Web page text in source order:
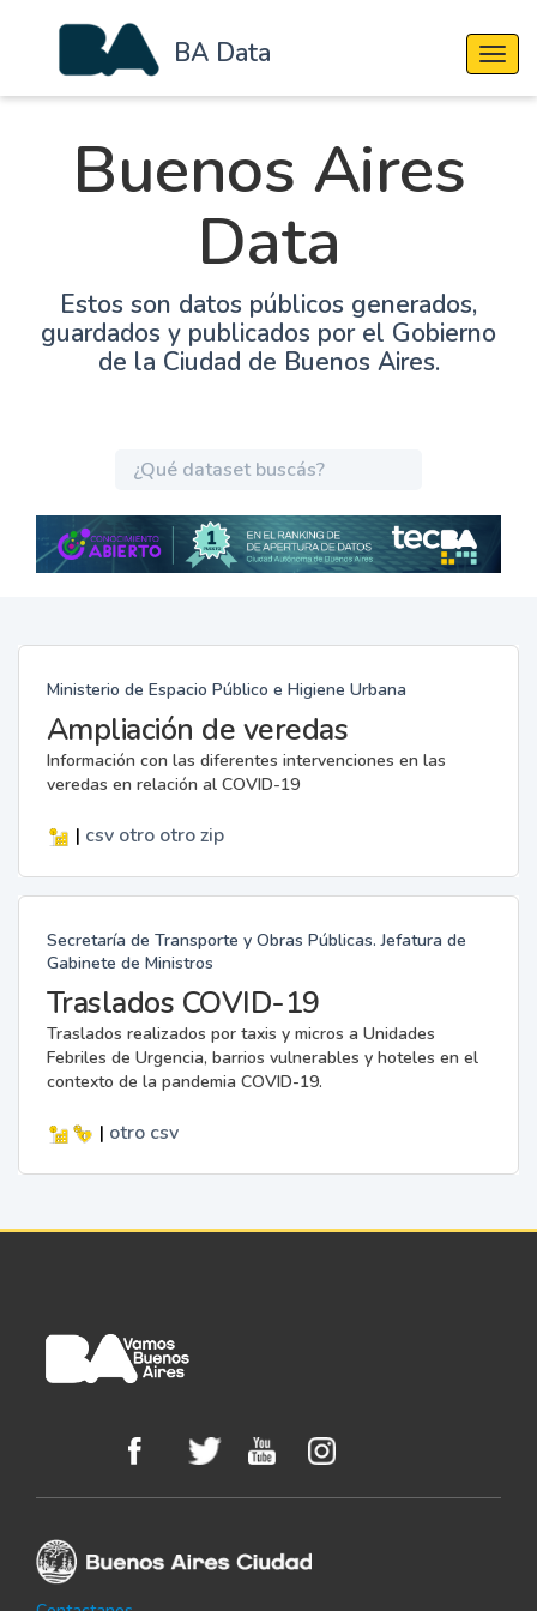
BA Data
Buenos Aires
Data
Estos son datos públicos generados,
guardados y publicados por el Gobierno
de la Ciudad de Buenos Aires.
Ministerio de Espacio Público e Higiene Urbana
Ampliación de veredas
Información con las diferentes intervenciones en las
veredas en relación al COVID-19
| csv otro otro zip
Secretaría de Transporte y Obras Públicas. Jefatura de
Gabinete de Ministros
Traslados COVID-19
Traslados realizados por taxis y micros a Unidades
Febriles de Urgencia, barrios vulnerables y hoteles en el
contexto de la pandemia COVID-19.
| otro csv